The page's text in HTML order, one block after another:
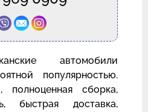
автомобили
популярностью.
полноценная сборка,
быстрая доставка,